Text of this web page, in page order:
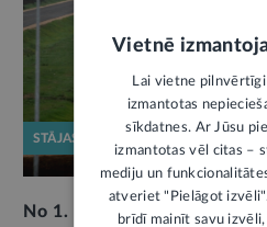
STĀJAS SPĒKĀ
No 1. marta paplašināts
Vietnē
Lai vietne
izmantotas
sīkdatnes. Ar Jūsu
izmantotas vēl citas –
mediju un
atveriet "Pielāgot
brīdī mainīt savu